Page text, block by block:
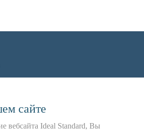
772501001, ОГРН:
сайте
вебсайта Ideal Standard, Вы